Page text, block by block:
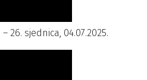
26. sjednica, 04.07.2025.